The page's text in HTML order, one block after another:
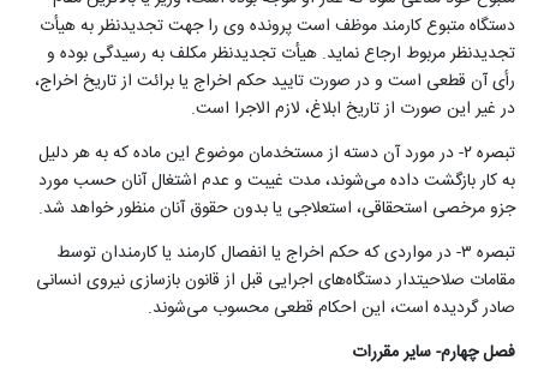
دستگاه متبوع کارمند موظف است پرونده وی را جهت ‌‌تجدیدنظر به هیأت
‌‌تجدیدنظر مربوط ارجاع نماید. هیأت ‌‌تجدیدنظر مکلف به رسیدگی بوده و‌
رأی آن قطعی است و در صورت تایید حکم اخراج یا برائت از تاریخ اخراج،
در غیر این صورت از تاریخ ابلاغ، لازم الاجرا است.
تبصره ۲- در مورد آن دسته از مستخدمان موضوع این ماده که به هر دلیل
به کار بازگشت داده می‌شوند، مدت غیبت و عدم اشتغال آنان حسب مورد
جزو مرخصی استحقاقی، استعلاجی یا بدون حقوق آنان منظور خواهد شد.
تبصره ۳- در مواردی که حکم اخراج یا انفصال کارمند یا کارمندان توسط
مقامات صلاحیتدار دستگاه‌های اجرایی قبل از قانون بازسازی نیروی انسانی
صادر گردیده است، این احکام قطعی محسوب می‌شوند.
فصل چهارم- سایر مقررات